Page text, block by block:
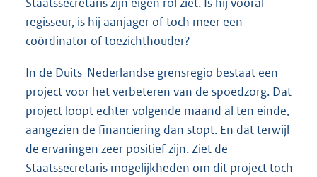
regisseur, is hij aanjager of toch meer een
coördinator of toezichthouder?
In de Duits-Nederlandse grensregio bestaat een
project voor het verbeteren van de spoedzorg. Dat
project loopt echter volgende maand al ten einde,
aangezien de financiering dan stopt. En dat terwijl
de ervaringen zeer positief zijn. Ziet de
Staatssecretaris mogelijkheden om dit project toch